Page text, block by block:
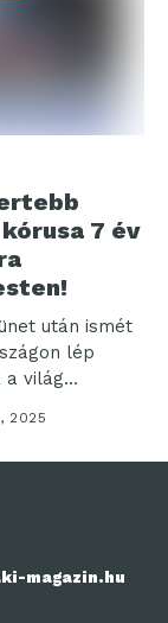
7 év
után ismét
lép
a világ
gospel...
2025
magazin.hu